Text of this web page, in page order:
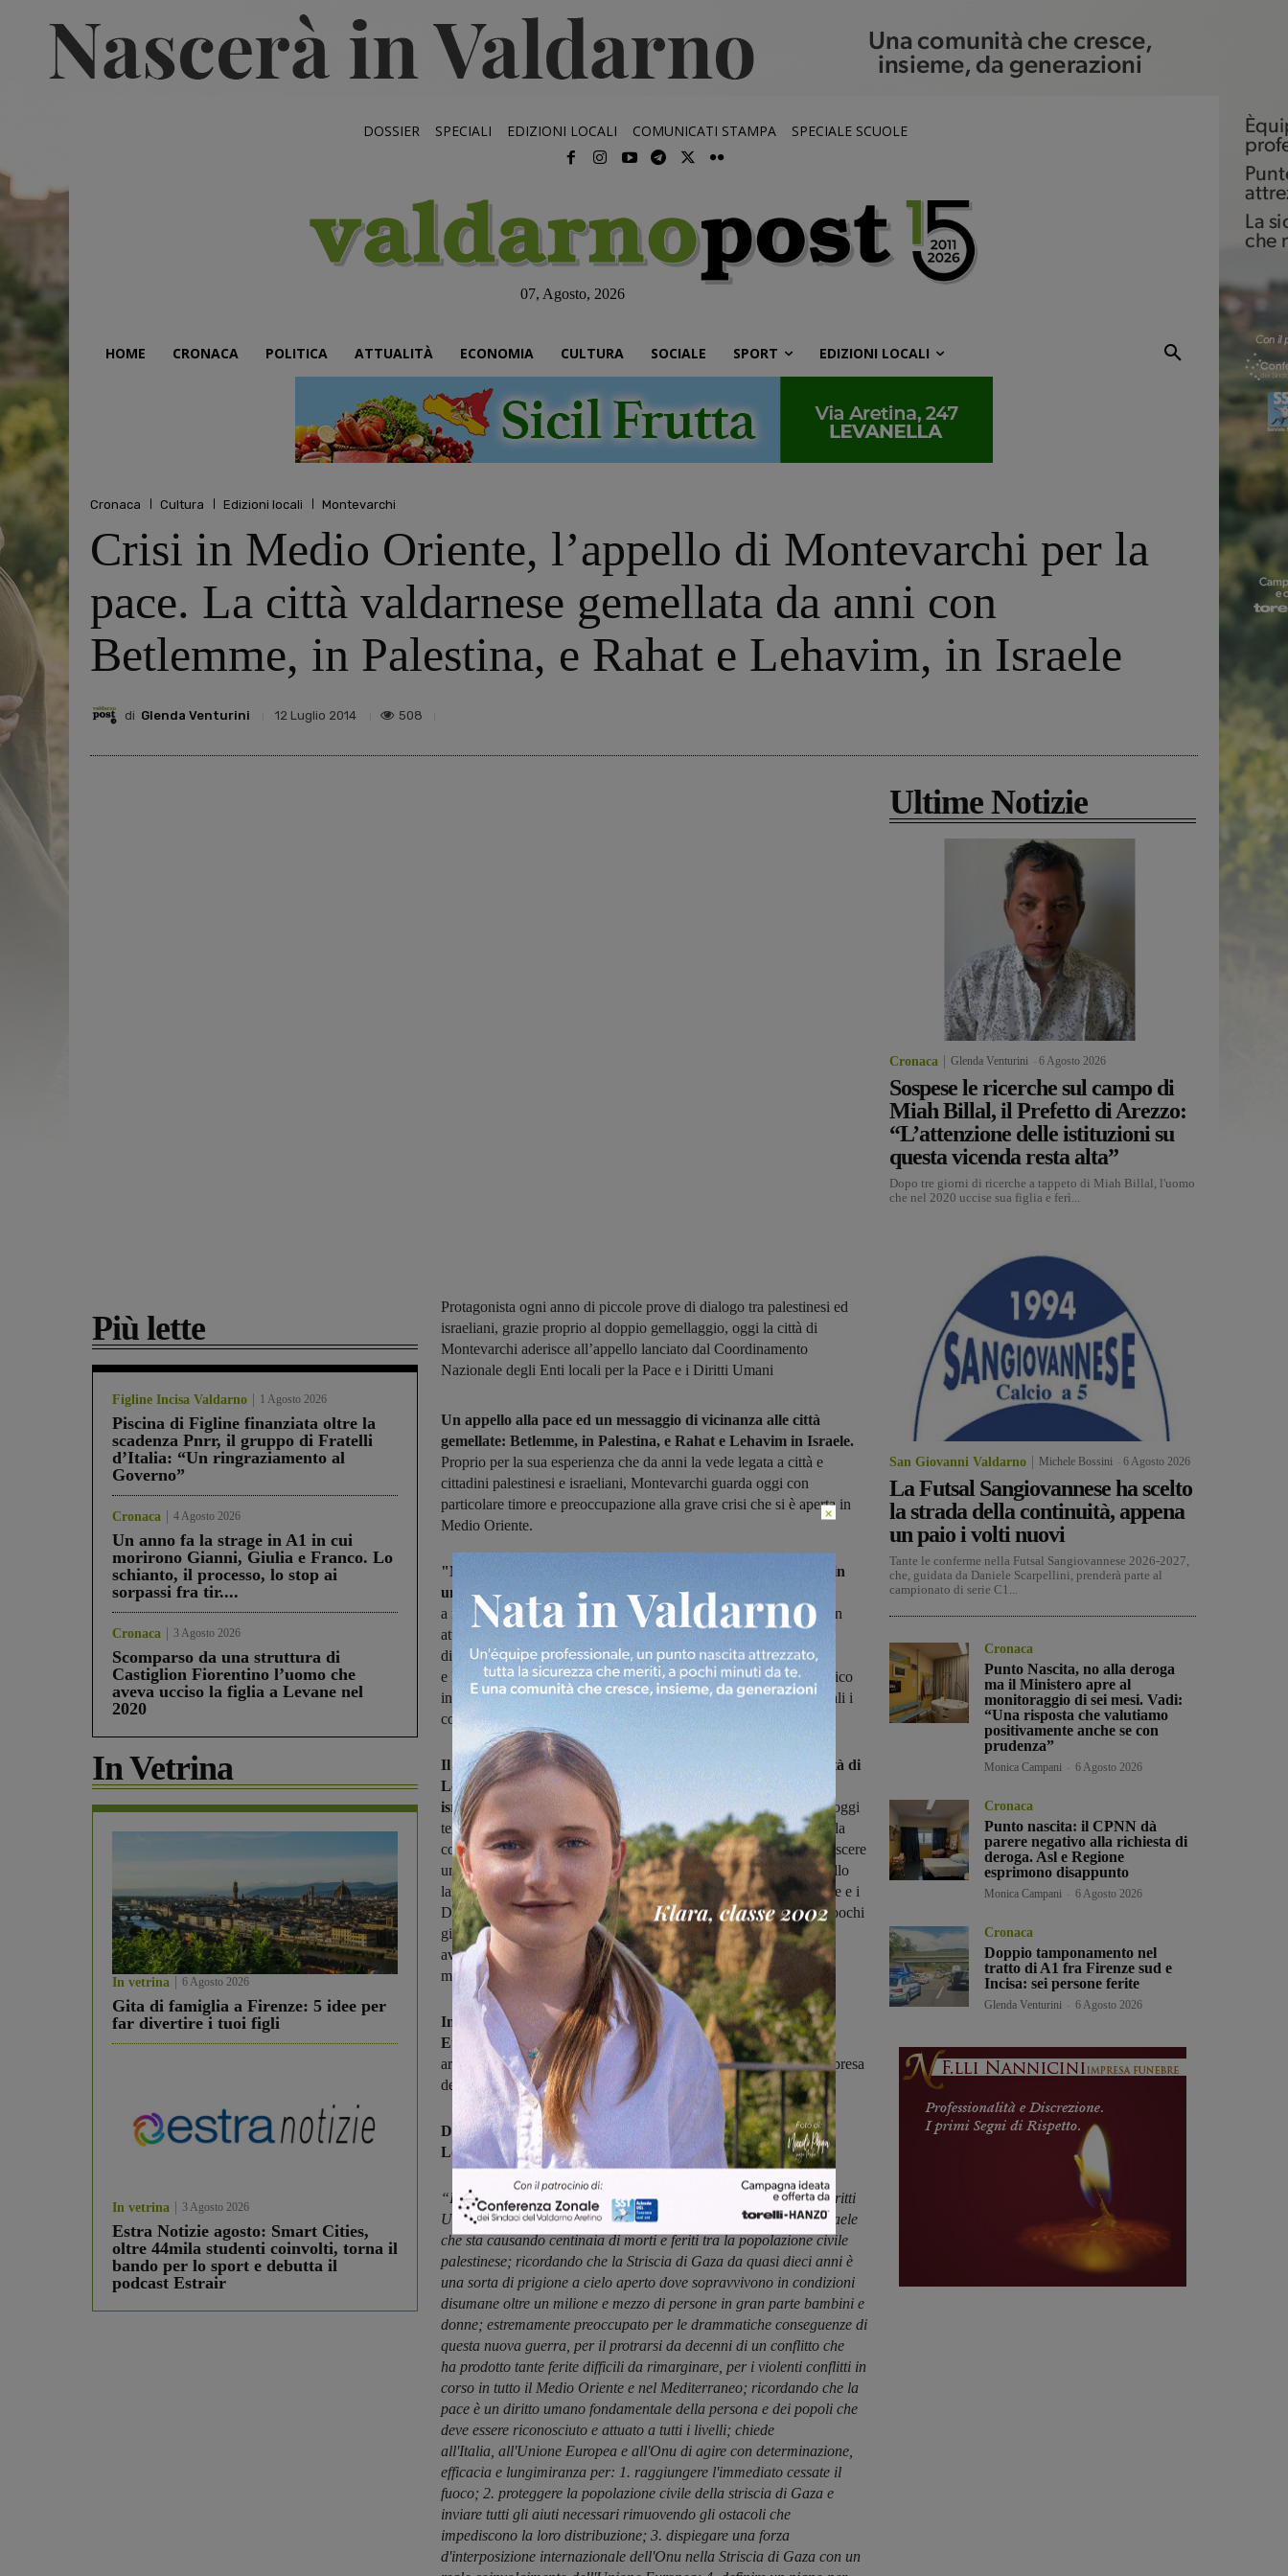
DOSSIER SPECIALI EDIZIONI LOCALI COMUNICATI STAMPA SPECIALE SCUOLE
07, Agosto, 2026
HOME CRONACA POLITICA ATTUALITÀ ECONOMIA CULTURA SOCIALE SPORT EDIZIONI LOCALI
Cronaca Cultura Edizioni locali Montevarchi
Crisi in Medio Oriente, l’appello di Montevarchi per la
pace. La città valdarnese gemellata da anni con
Betlemme, in Palestina, e Rahat e Lehavim, in Israele
di Glenda Venturini 12 Luglio 2014 508
Più lette
Figline Incisa Valdarno 1 Agosto 2026
Piscina di Figline finanziata oltre la
scadenza Pnrr, il gruppo di Fratelli
d’Italia: “Un ringraziamento al
Governo”
Cronaca 4 Agosto 2026
Un anno fa la strage in A1 in cui
morirono Gianni, Giulia e Franco. Lo
schianto, il processo, lo stop ai
sorpassi fra tir....
Cronaca 3 Agosto 2026
Scomparso da una struttura di
Castiglion Fiorentino l’uomo che
aveva ucciso la figlia a Levane nel
2020
In Vetrina
In vetrina 6 Agosto 2026
Gita di famiglia a Firenze: 5 idee per
far divertire i tuoi figli
In vetrina 3 Agosto 2026
Estra Notizie agosto: Smart Cities,
oltre 44mila studenti coinvolti, torna il
bando per lo sport e debutta il
podcast Estrair
Protagonista ogni anno di piccole prove di dialogo tra palestinesi ed
israeliani, grazie proprio al doppio gemellaggio, oggi la città di
Montevarchi aderisce all’appello lanciato dal Coordinamento
Nazionale degli Enti locali per la Pace e i Diritti Umani
Un appello alla pace ed un messaggio di vicinanza alle città
gemellate: Betlemme, in Palestina, e Rahat e Lehavim in Israele.
Proprio per la sua esperienza che da anni la vede legata a città e
cittadini palestinesi e israeliani, Montevarchi guarda oggi con
particolare timore e preoccupazione alla grave crisi che si è aperta in
Medio Oriente.
"Nel silenzio della comunità politica internazionale – si legge in
una nota dell'Amministrazione comunale –
a morire. In queste ore, dopo innumerevoli raid aerei, si parla di un
attacco via terra che avrebbe conseguenze gravissime. La città
di Montevarchi da anni è gemellata con le Betlemme (Palestina)
e Rahat e Lehavim (Israele) e in questo momento così triste e tragico
intende far sentire la sua vicinanza alle tre città amiche, con le quali i
contatti sono costanti".
Il comune ricorda poi "con grande affetto l’incontro nella città di
Lehavim di alcuni anni fa tra i ragazzi italiani, palestinesi e
israelianie la giornata trascorsa insieme nel deserto del Neghev, oggi
terra di scontro e di morte. Proprio partendo da quei momenti, dalla
consapevolezza che solo dal confronto e dalla conoscenza può nascere
una speranza di pace, il comune di Montevarchi aderisce all’appello
lanciato dal Coordinamento Nazionale degli Enti locali per la Pace e i
Diritti Umani. Auspicando che quella stretta di mano calorosa di pochi
giorni fa tra il Presidente Simon Peres e il Presidente Abu Mazen
avvenuta alla presenza di Papa Francesco non debba morire così,
ma debba dare la forza ai due popoli per tornare a dialogare".
Infine, l'Amministrazione invita "il Governo, la Comunità
Europea, l’Onuad attivare tutte le loro azioni diplomatiche per
arrivare subito alla fine di questa ennesima prova di forza e alla ripresa
delle trattative di pace".
Di seguito, l’appello del Coordinamento Nazionale degli Enti
Locali per la Pace e i Diritti Umani.
“Il Coordinamento nazionale degli Enti Locali per la Pace e i Diritti
Umani di fronte alla nuova escalation di violenza a Gaza e in Israele
che sta causando centinaia di morti e feriti tra la popolazione civile
palestinese; ricordando che la Striscia di Gaza da quasi dieci anni è
una sorta di prigione a cielo aperto dove sopravvivono in condizioni
disumane oltre un milione e mezzo di persone in gran parte bambini e
donne; estremamente preoccupato per le drammatiche conseguenze di
questa nuova guerra, per il protrarsi da decenni di un conflitto che
ha prodotto tante ferite difficili da rimarginare, per i violenti conflitti in
corso in tutto il Medio Oriente e nel Mediterraneo; ricordando che la
pace è un diritto umano fondamentale della persona e dei popoli che
deve essere riconosciuto e attuato a tutti i livelli; chiede
all'Italia, all'Unione Europea e all'Onu di agire con determinazione,
efficacia e lungimiranza per: 1. raggiungere l'immediato cessate il
fuoco; 2. proteggere la popolazione civile della striscia di Gaza e
inviare tutti gli aiuti necessari rimuovendo gli ostacoli che
impediscono la loro distribuzione; 3. dispiegare una forza
d'interposizione internazionale dell'Onu nella Striscia di Gaza con un
Ultime Notizie
Cronaca Glenda Venturini 6 Agosto 2026
Sospese le ricerche sul campo di
Miah Billal, il Prefetto di Arezzo:
“L’attenzione delle istituzioni su
questa vicenda resta alta”
Dopo tre giorni di ricerche a tappeto di Miah Billal, l'uomo
che nel 2020 uccise sua figlia e ferì...
San Giovanni Valdarno Michele Bossini 6 Agosto 2026
La Futsal Sangiovannese ha scelto
la strada della continuità, appena
un paio i volti nuovi
Tante le conferme nella Futsal Sangiovannese 2026-2027,
che, guidata da Daniele Scarpellini, prenderà parte al
campionato di serie C1...
Cronaca
Punto Nascita, no alla deroga
ma il Ministero apre al
monitoraggio di sei mesi. Vadi:
“Una risposta che valutiamo
positivamente anche se con
prudenza”
Monica Campani 6 Agosto 2026
Cronaca
Punto nascita: il CPNN dà
parere negativo alla richiesta di
deroga. Asl e Regione
esprimono disappunto
Monica Campani 6 Agosto 2026
Cronaca
Doppio tamponamento nel
tratto di A1 fra Firenze sud e
Incisa: sei persone ferite
Glenda Venturini 6 Agosto 2026
×